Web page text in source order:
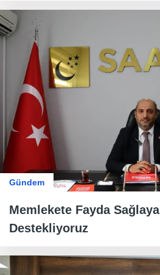
Gündem
Memlekete Fayda
Destekliyoruz